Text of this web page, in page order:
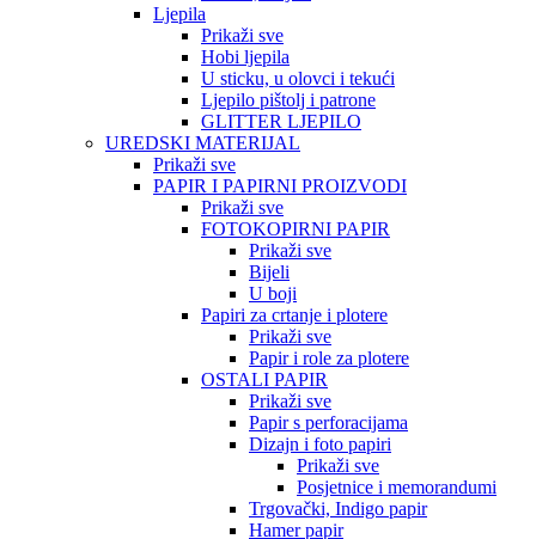
Ljepila
Prikaži sve
Hobi ljepila
U sticku, u olovci i tekući
Ljepilo pištolj i patrone
GLITTER LJEPILO
UREDSKI MATERIJAL
Prikaži sve
PAPIR I PAPIRNI PROIZVODI
Prikaži sve
FOTOKOPIRNI PAPIR
Prikaži sve
Bijeli
U boji
Papiri za crtanje i plotere
Prikaži sve
Papir i role za plotere
OSTALI PAPIR
Prikaži sve
Papir s perforacijama
Dizajn i foto papiri
Prikaži sve
Posjetnice i memorandumi
Trgovački, Indigo papir
Hamer papir